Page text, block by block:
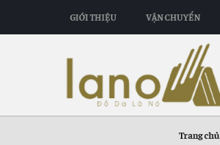
GIỚI THIỆU VẬN CHUYỂN
Trang chủ